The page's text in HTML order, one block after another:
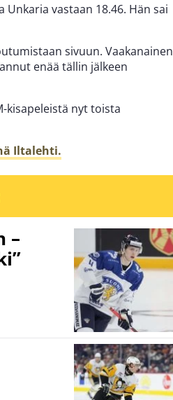
vastaan 18.46. Hän sai
sivuun. Vaakanainen
enää tällin jälkeen
kisapeleistä nyt toista
Iltalehti.
–